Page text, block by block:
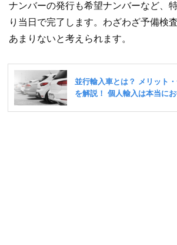
ナンバーの発行も希望ナンバーなど、
り当日で完了します。わざわざ予備検
あまりないと考えられます。